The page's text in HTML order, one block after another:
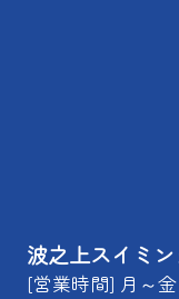
波之上スイミ
[営業時間] 月～